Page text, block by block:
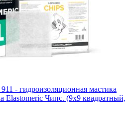
- гидроизоляционная мастика
Elastomeric Чипс. (9х9 квадратный,